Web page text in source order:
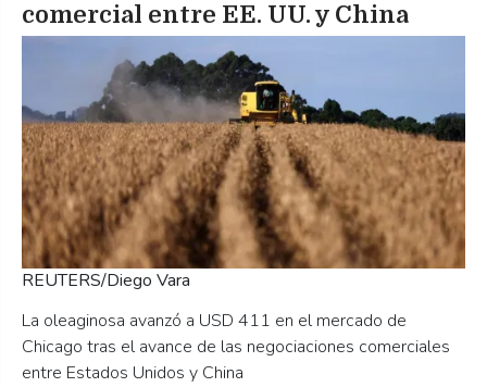
comercial entre EE. UU. y China
La oleaginosa avanzó a USD 411 en el mercado de
Chicago tras el avance de las negociaciones comerciales
entre Estados Unidos y China
REUTERS/Diego Vara